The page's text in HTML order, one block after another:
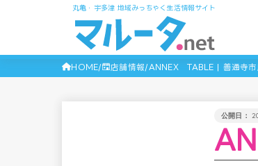
丸亀・宇多津 地域みっちゃく生活情報サイト
HOME 店舗情報 ANNEX TABLE | 善通寺市